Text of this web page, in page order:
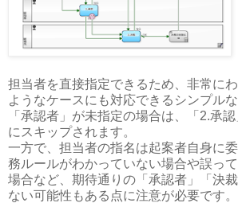
担当者を直接指定できるため、非常に
ようなケースにも対応できるシンプル
「承認者」が未指定の場合は、「2.承
にスキップされます。
一方で、担当者の指名は起案者自身に
務ルールがわかっていない場合や誤っ
場合など、期待通りの「承認者」「決
ない可能性もある点に注意が必要です。